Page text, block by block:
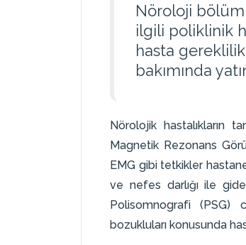
Nöroloji
ilgili poliklinik
hasta
bakımında
Nörolojik hastalıkların
Magnetik Rezonans
EMG gibi tetkikler
ve nefes darlığı ile
Polisomnografi (PSG)
bozukluları konusunda